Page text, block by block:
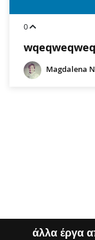
0
Magdalena
άλλα έργα